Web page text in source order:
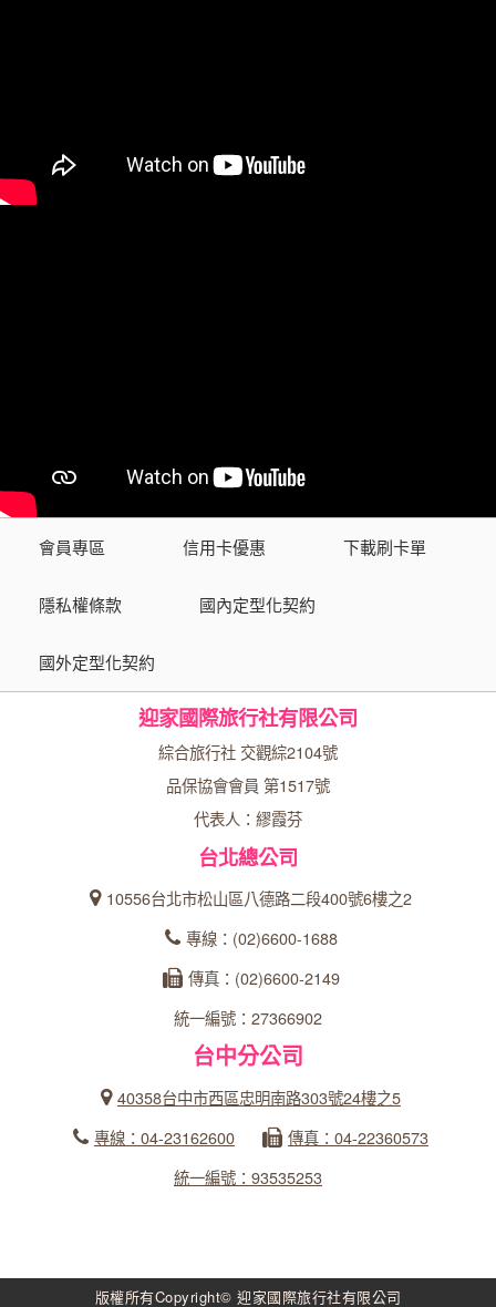
會員專區 信用卡優惠 下載刷卡單
隱私權條款 國內定型化契約
國外定型化契約
迎家國際旅行社有限公司
綜合旅行社 交觀綜2104號
品保協會會員 第1517號
代表人：繆霞芬
台北總公司
10556台北市松山區八德路二段400號6樓之2
專線：(02)6600-1688
傳真：(02)6600-2149
統一編號：27366902
台中分公司
40358台中市西區忠明南路303號24樓之5
專線：04-23162600
傳真：04-22360573
統一編號：93535253
版權所有Copyright© 迎家國際旅行社有限公司